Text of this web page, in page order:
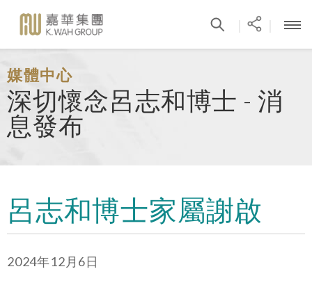
媒體中心
深切懷念呂志和博士 - 消
息發布
呂志和博士家屬謝啟
2024年12月6日